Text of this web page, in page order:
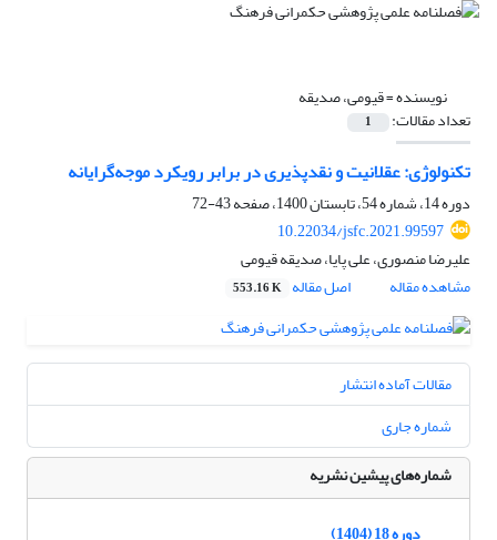
نویسنده =قیومی، صدیقه
تعداد مقالات: 1
تکنولوژی: عقلانیت و نقدپذیری در برابر رویکرد موجه‌گرایانه
دوره 14، شماره 54، تابستان 1400، صفحه
43-72
10.22034/jsfc.2021.99597
علیرضا منصوری، علی پایا، صدیقه قیومی
مشاهده مقاله
اصل مقاله 553.16 K
مقالات آماده انتشار
شماره جاری
شماره‌های پیشین نشریه
دوره 18 (1404)